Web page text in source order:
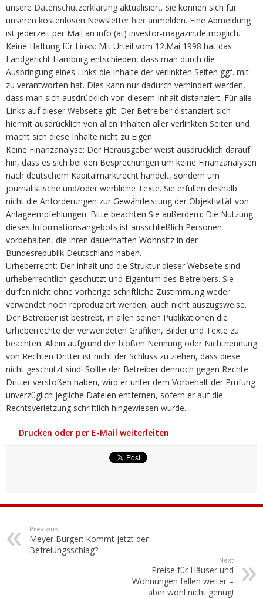
unsere Datenschutzerklärung aktualisiert. Sie können sich für
unseren kostenlosen Newsletter hier anmelden. Eine Abmeldung
ist jederzeit per Mail an info (at) investor-magazin.de möglich.
Keine Haftung für Links: Mit Urteil vom 12.Mai 1998 hat das
Landgericht Hamburg entschieden, dass man durch die
Ausbringung eines Links die Inhalte der verlinkten Seiten ggf. mit
zu verantworten hat. Dies kann nur dadurch verhindert werden,
dass man sich ausdrücklich von diesem Inhalt distanziert. Für alle
Links auf dieser Webseite gilt: Der Betreiber distanziert sich
hiermit ausdrücklich von allen Inhalten aller verlinkten Seiten und
macht sich diese Inhalte nicht zu Eigen.
Keine Finanzanalyse: Der Herausgeber weist ausdrücklich darauf
hin, dass es sich bei den Besprechungen um keine Finanzanalysen
nach deutschem Kapitalmarktrecht handelt, sondern um
journalistische und/oder werbliche Texte. Sie erfüllen deshalb
nicht die Anforderungen zur Gewährleistung der Objektivität von
Anlageempfehlungen. Bitte beachten Sie außerdem: Die Nutzung
dieses Informationsangebots ist ausschließlich Personen
vorbehalten, die ihren dauerhaften Wohnsitz in der
Bundesrepublik Deutschland haben.
Urheberrecht: Der Inhalt und die Struktur dieser Webseite sind
urheberrechtlich geschützt und Eigentum des Betreibers. Sie
dürfen nicht ohne vorherige schriftliche Zustimmung weder
verwendet noch reproduziert werden, auch nicht auszugsweise.
Der Betreiber ist bestrebt, in allen seinen Publikationen die
Urheberrechte der verwendeten Grafiken, Bilder und Texte zu
beachten. Allein aufgrund der bloßen Nennung oder Nichtnennung
von Rechten Dritter ist nicht der Schluss zu ziehen, dass diese
nicht geschützt sind! Sollte der Betreiber dennoch gegen Rechte
Dritter verstoßen haben, wird er unter dem Vorbehalt der Prüfung
unverzüglich jegliche Dateien entfernen, sofern er auf die
Rechtsverletzung schriftlich hingewiesen wurde.
Drucken oder per E-Mail weiterleiten
Previous
Meyer Burger: Kommt jetzt der
Befreiungsschlag?
Next
Preise für Häuser und
Wohnungen fallen weiter –
aber wohl nicht genug!